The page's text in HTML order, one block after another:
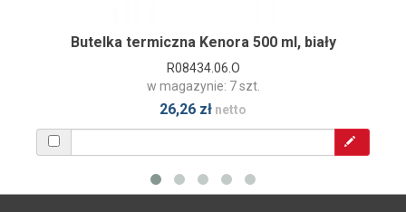
Butelka termiczna Kenora 500 ml, biały
R08434.06.O
w magazynie: 7 szt.
26,26 zł netto